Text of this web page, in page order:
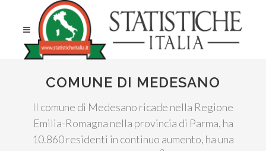
COMUNE DI MEDESANO
Il comune di Medesano ricade nella Regione
Emilia-Romagna nella provincia di Parma, ha
10.860 residenti in continuo aumento, ha una